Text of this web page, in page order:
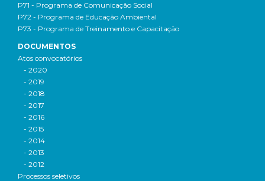
P71 - Programa de Comunicação Social
P72 - Programa de Educação Ambiental
P73 - Programa de Treinamento e Capacitação
DOCUMENTOS
Atos convocatórios
- 2020
- 2019
- 2018
- 2017
- 2016
- 2015
- 2014
- 2013
- 2012
Processos seletivos